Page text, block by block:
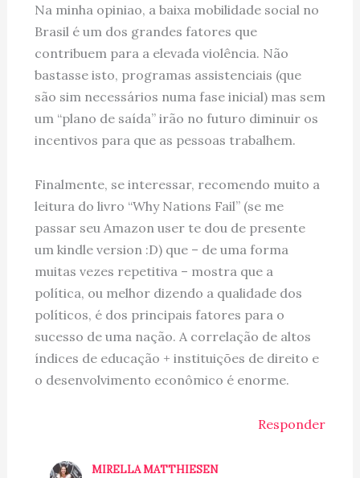
Na minha opiniao, a baixa mobilidade social no
Brasil é um dos grandes fatores que
contribuem para a elevada violência. Não
bastasse isto, programas assistenciais (que
são sim necessários numa fase inicial) mas sem
um “plano de saída” irão no futuro diminuir os
incentivos para que as pessoas trabalhem.
Finalmente, se interessar, recomendo muito a
leitura do livro “Why Nations Fail” (se me
passar seu Amazon user te dou de presente
um kindle version :D) que – de uma forma
muitas vezes repetitiva – mostra que a
política, ou melhor dizendo a qualidade dos
políticos, é dos principais fatores para o
sucesso de uma nação. A correlação de altos
índices de educação + instituições de direito e
o desenvolvimento econômico é enorme.
Responder
MIRELLA MATTHIESEN